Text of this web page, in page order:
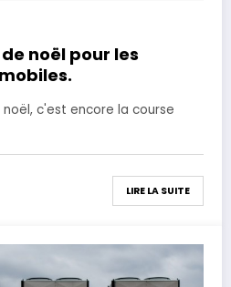
noël pour les
c'est encore la course
LIRE LA SUITE